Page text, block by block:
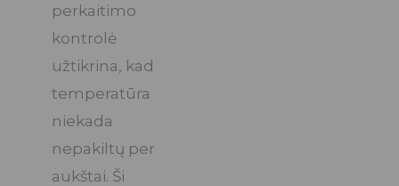
perkaitimo
kontrolė
užtikrina, kad
temperatūra
niekada
nepakiltų per
aukštai. Ši